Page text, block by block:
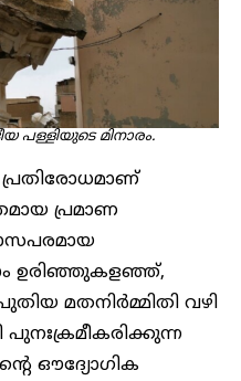
പള്ളിയുടെ മിനാരം.
പ്രമാണ
ഉരിഞ്ഞുകളഞ്ഞ്,
മതനിർമ്മിതി വഴി
ഔദ്യോഗിക